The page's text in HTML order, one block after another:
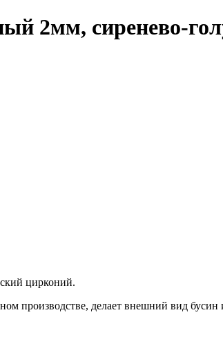
2мм, сиренево-
цирконий.
производстве, делает внешний вид